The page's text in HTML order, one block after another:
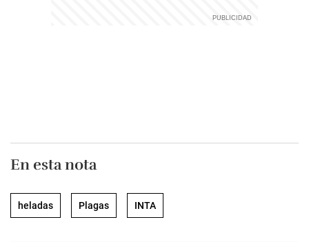
En esta nota
heladas Plagas INTA